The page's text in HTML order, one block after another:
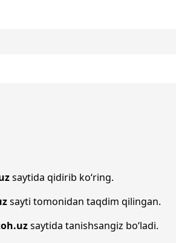
saytida qidirib ko‘ring.
sayti tomonidan taqdim qilingan.
saytida tanishsangiz bo‘ladi.